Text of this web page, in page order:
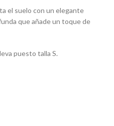
el suelo con un elegante
que añade un toque de
puesto talla S.